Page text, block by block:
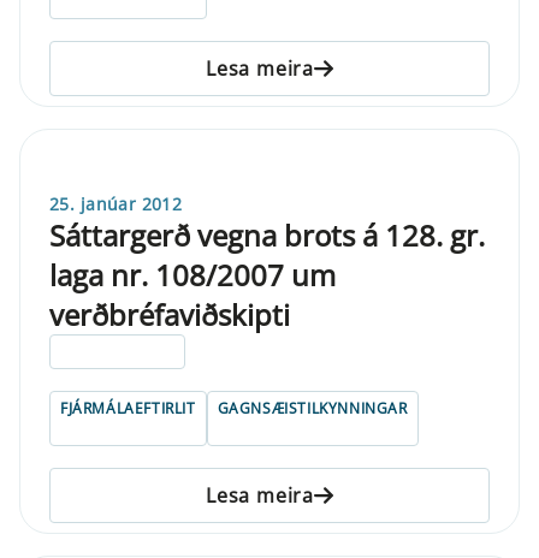
Lesa meira
25. janúar 2012
Sáttargerð vegna brots á 128. gr.
laga nr. 108/2007 um
verðbréfaviðskipti
FJÁRMÁLAEFTIRLIT GAGNSÆISTILKYNNINGAR
Lesa meira